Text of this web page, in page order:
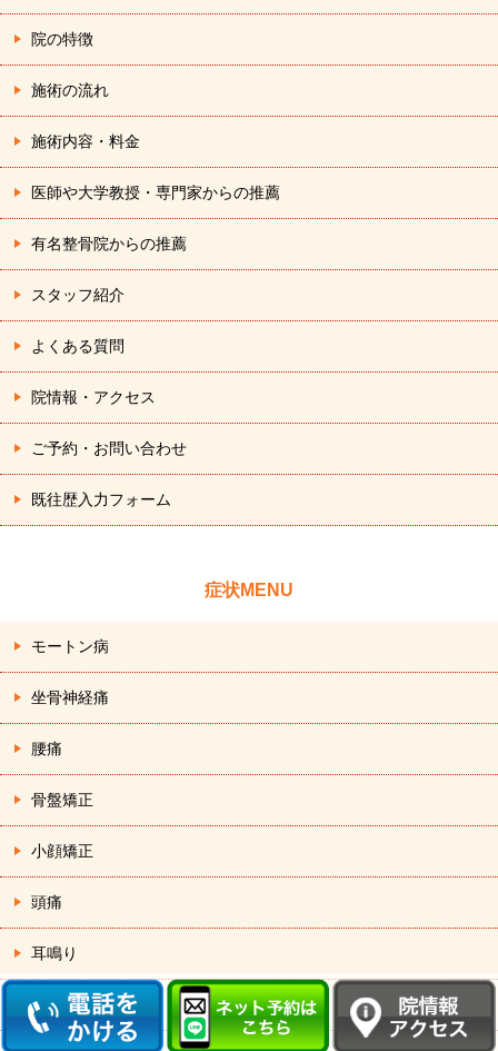
院の特徴
施術の流れ
施術内容・料金
医師や大学教授・専門家からの推薦
有名整骨院からの推薦
スタッフ紹介
よくある質問
院情報・アクセス
ご予約・お問い合わせ
既往歴入力フォーム
症状MENU
モートン病
坐骨神経痛
腰痛
骨盤矯正
小顔矯正
頭痛
耳鳴り
顎関節症